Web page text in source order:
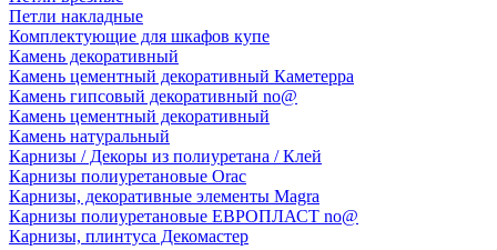
Петли накладные
Комплектующие для шкафов купе
Камень декоративный
Камень цементный декоративный Каметерра
Камень гипсовый декоративный no@
Камень цементный декоративный
Камень натуральный
Карнизы / Декоры из полиуретана / Клей
Карнизы полиуретановые Orac
Карнизы, декоративные элементы Magra
Карнизы полиуретановые ЕВРОПЛАСТ no@
Карнизы, плинтуса Декомастер